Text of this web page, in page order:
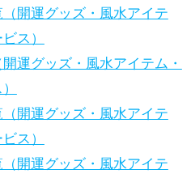
開運グッズ・風水アイテ
ス）
運グッズ・風水アイテム・
開運グッズ・風水アイテ
ス）
開運グッズ・風水アイテ